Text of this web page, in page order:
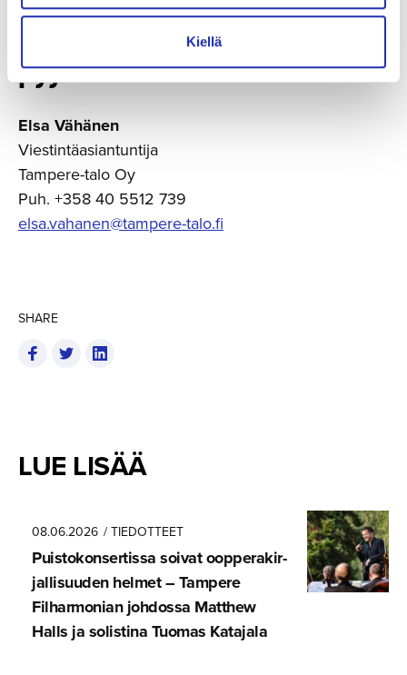
Kiellä
SHARE
Median liput ja haastatte­lu­
pyynnöt
Elsa Vähänen
Viestintäasiantuntija
Tampere-talo Oy
Puh. +358 40 5512 739
elsa.vahanen@tampere-talo.fi
LUE LISÄÄ
08.06.2026 / TIEDOTTEET
Puistokon­ser­tissa soivat oopperakir­
jal­li­suuden helmet – Tampere
Filharmonian johdossa Matthew
Halls ja solistina Tuomas Katajala